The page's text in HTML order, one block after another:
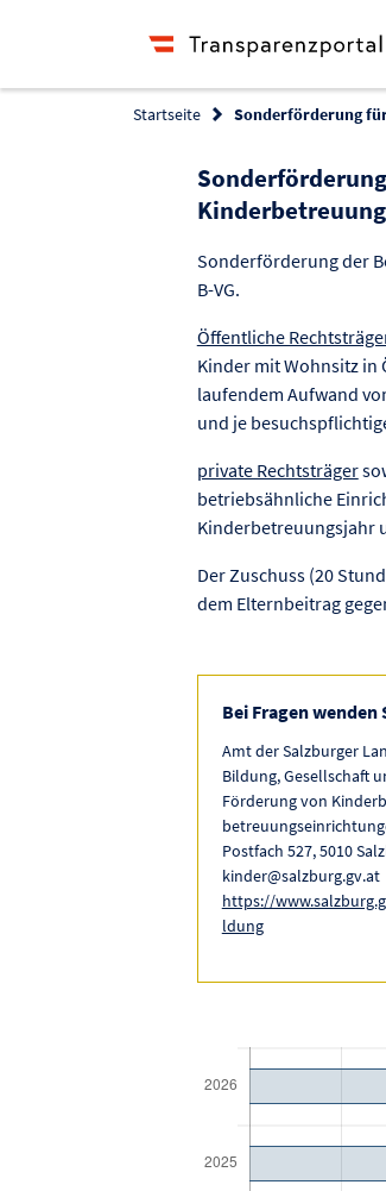
Startseite Sonderförderung
Sonderförderung der
B-VG.
Öffentliche
Kinder mit Wohnsitz in
laufendem Aufwand
und je
private Rechtsträger
betriebsähnliche
Kinderbetreuungsjahr
Der Zuschuss (20
dem Elternbeitrag
Bei Fragen wenden
Amt der Salzburger
Bildung, Gesellschaft
Förderung von
Postfach 527, 5010
kinder@salzburg.gv.at
https://
ldung